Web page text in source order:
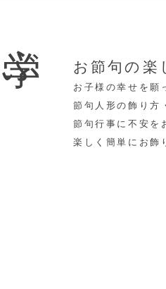
学ぶ お節句の楽
お子様の幸せを願
節句人形の飾り方
節句行事に不安を
楽しく簡単にお飾